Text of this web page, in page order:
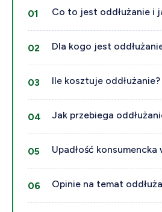
Co to jest oddłużanie i
Dla kogo jest
Ile kosztuje oddłużanie?
Jak przebiega
Upadłość konsumencka
Opinie na temat